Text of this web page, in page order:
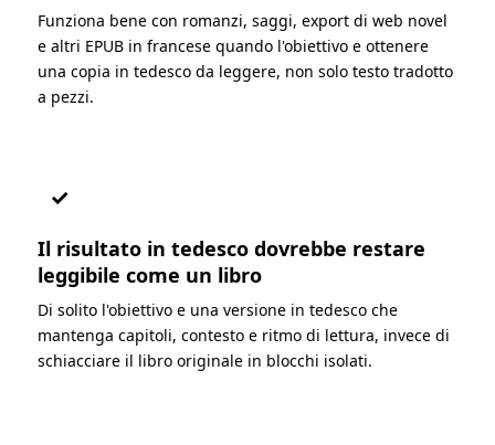
Funziona bene con romanzi, saggi, export di web novel
e altri EPUB in francese quando l'obiettivo e ottenere
una copia in tedesco da leggere, non solo testo tradotto
a pezzi.
✓
Il risultato in tedesco dovrebbe restare
leggibile come un libro
Di solito l'obiettivo e una versione in tedesco che
mantenga capitoli, contesto e ritmo di lettura, invece di
schiacciare il libro originale in blocchi isolati.